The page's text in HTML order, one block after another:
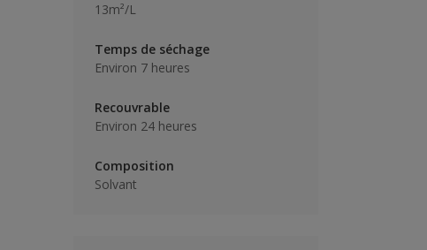
13m²/L
Temps de séchage
Environ 7 heures
Recouvrable
Environ 24 heures
Composition
Solvant